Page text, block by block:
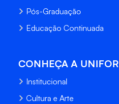
Pós-Graduação
Educação Continuada
CONHEÇA A UNIFOR
Institucional
Cultura e Arte